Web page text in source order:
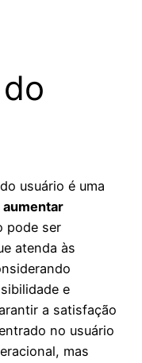
usuário é uma
pode ser
atenda às
e
a satisfação
no usuário
mas